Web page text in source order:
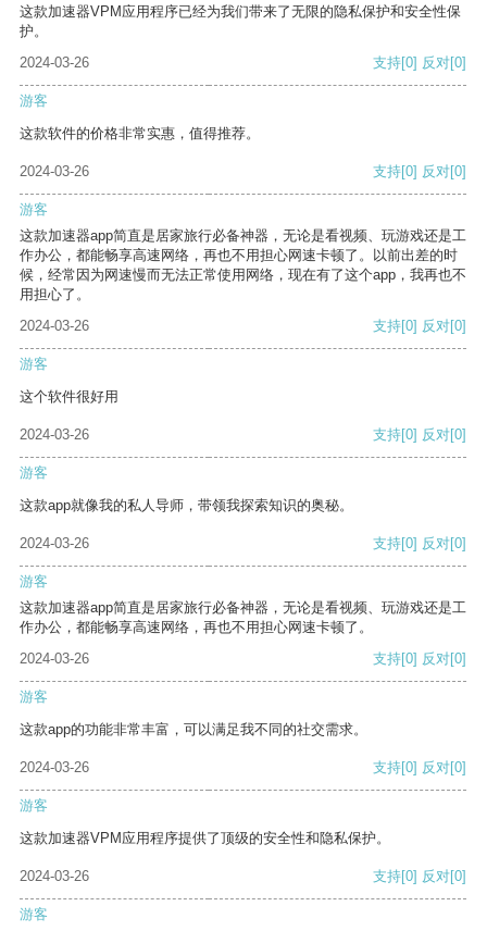
这款加速器VPM应用程序已经为我们带来了无限的隐私保护和安全性保
护。
2024-03-26
支持[0] 反对[0]
游客
这款软件的价格非常实惠，值得推荐。
2024-03-26 支持[0] 反对[0]
游客
这款加速器app简直是居家旅行必备神器，无论是看视频、玩游戏还是工
作办公，都能畅享高速网络，再也不用担心网速卡顿了。以前出差的时
候，经常因为网速慢而无法正常使用网络，现在有了这个app，我再也不
用担心了。
2024-03-26
支持[0] 反对[0]
游客
这个软件很好用
2024-03-26 支持[0] 反对[0]
游客
这款app就像我的私人导师，带领我探索知识的奥秘。
2024-03-26 支持[0] 反对[0]
游客
这款加速器app简直是居家旅行必备神器，无论是看视频、玩游戏还是工
作办公，都能畅享高速网络，再也不用担心网速卡顿了。
2024-03-26
支持[0] 反对[0]
游客
这款app的功能非常丰富，可以满足我不同的社交需求。
2024-03-26 支持[0] 反对[0]
游客
这款加速器VPM应用程序提供了顶级的安全性和隐私保护。
2024-03-26 支持[0] 反对[0]
游客